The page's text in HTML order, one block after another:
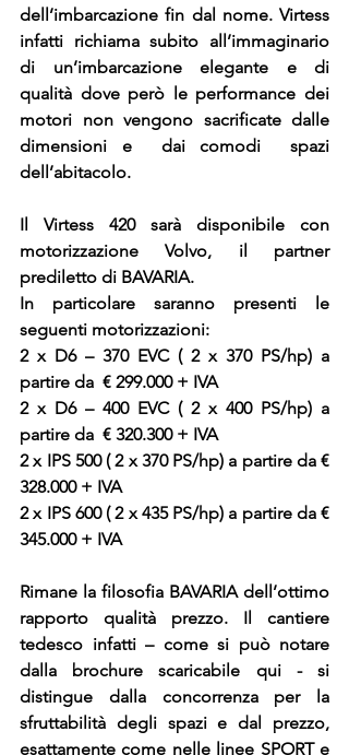
dell’imbarcazione fin dal nome. Virtess
infatti richiama subito all’immaginario
di un’imbarcazione elegante e di
qualità dove però le performance dei
motori non vengono sacrificate dalle
dimensioni e  dai comodi  spazi
dell’abitacolo.
Il Virtess 420 sarà disponibile con
motorizzazione Volvo, il partner
prediletto di BAVARIA.
In particolare saranno presenti le
seguenti motorizzazioni:
2 x D6 – 370 EVC ( 2 x 370 PS/hp) a
partire da  € 299.000 + IVA
2 x D6 – 400 EVC ( 2 x 400 PS/hp) a
partire da  € 320.300 + IVA
2 x IPS 500 ( 2 x 370 PS/hp) a partire da €
328.000 + IVA
2 x IPS 600 ( 2 x 435 PS/hp) a partire da €
345.000 + IVA
Rimane la filosofia BAVARIA dell’ottimo
rapporto qualità prezzo. Il cantiere
tedesco infatti – come si può notare
dalla brochure scaricabile qui - si
distingue dalla concorrenza per la
sfruttabilità degli spazi e dal prezzo,
esattamente come nelle linee SPORT e